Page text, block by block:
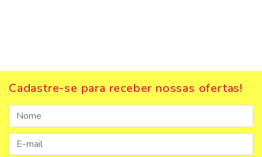
Cadastre-se para receber nossas ofertas!